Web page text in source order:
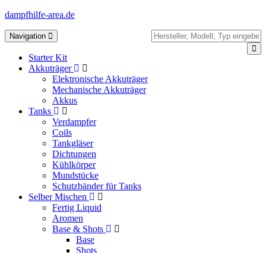
dampfhilfe-area.de
Toggle
navigation
Navigation
Starter Kit
Akkuträger
Elektronische Akkuträger
Mechanische Akkuträger
Akkus
Tanks
Verdampfer
Coils
Tankgläser
Dichtungen
Kühlkörper
Mundstücke
Schutzbänder für Tanks
Selber Mischen
Fertig Liquid
Aromen
Base & Shots
Base
Shots